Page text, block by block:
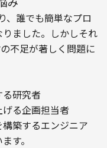
、誰でも簡単なプロ
ました。しかしそれ
不足が著しく問題に
研究者
る企画担当者
築するエンジニア
す。